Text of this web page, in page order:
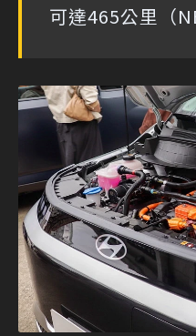
可達465公里（